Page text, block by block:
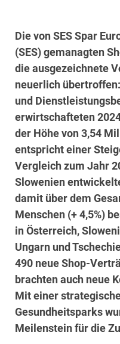
Die von SES Spar
(SES) gemanagten
die ausgezeichnete
neuerlich übertroffen:
und
erwirtschafteten
der Höhe von 3,54
entspricht einer
Vergleich zum Jahr
Slowenien
damit über dem
Menschen (+ 4,5%)
in Österreich,
Ungarn und
490 neue Shop-
brachten auch neue
Mit einer
Gesundheitsparks
Meilenstein für die